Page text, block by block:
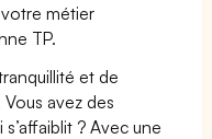
métier
TP.
et de
avez des
? Avec une